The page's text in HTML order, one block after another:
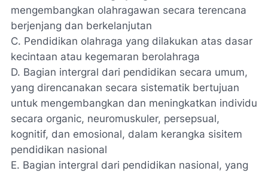
mengembangkan olahragawan secara terencana
berjenjang dan berkelanjutan
C. Pendidikan olahraga yang dilakukan atas dasar
kecintaan atau kegemaran berolahraga
D. Bagian intergral dari pendidikan secara umum,
yang direncanakan secara sistematik bertujuan
untuk mengembangkan dan meningkatkan individu
secara organic, neuromuskuler, persepsual,
kognitif, dan emosional, dalam kerangka sisitem
pendidikan nasional
E. Bagian intergral dari pendidikan nasional, yang